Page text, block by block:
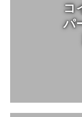
コ
パ